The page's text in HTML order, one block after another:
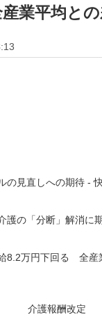
業平均と
の見直しへの期待 -
護の「分断」解消に
8.2万円下回る 全
介護報酬改定